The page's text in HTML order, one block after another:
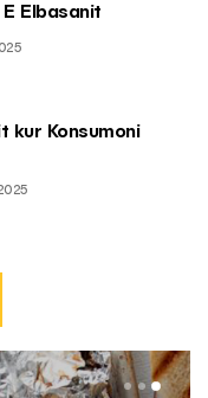
Elbasanit
kur Konsumoni